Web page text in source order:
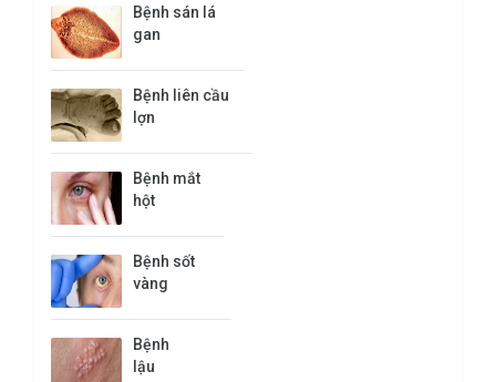
Bệnh sán lá
gan
Bệnh liên cầu
lợn
Bệnh mắt
hột
Bệnh sốt
vàng
Bệnh
lậu